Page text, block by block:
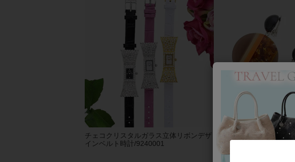
チェコクリスタルガラス立体リボンデザ
インベルト時計/9240001
【アンジェラカプッチ
りイヤリング/3021010-